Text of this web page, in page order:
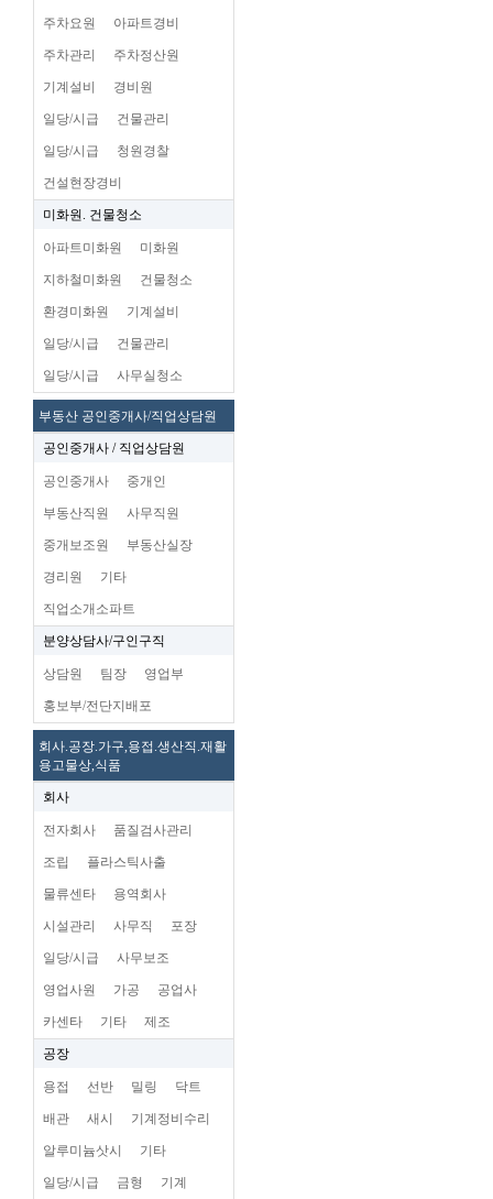
주차요원 아파트경비
주차관리 주차정산원
기계설비 경비원
일당/시급 건물관리
일당/시급 청원경찰
건설현장경비
미화원. 건물청소
아파트미화원 미화원
지하철미화원 건물청소
환경미화원 기계설비
일당/시급 건물관리
일당/시급 사무실청소
부동산 공인중개사/직업상담원
공인중개사 / 직업상담원
공인중개사 중개인
부동산직원 사무직원
중개보조원 부동산실장
경리원 기타
직업소개소파트
분양상담사/구인구직
상담원 팀장 영업부
홍보부/전단지배포
회사.공장.가구,용접.생산직.재활
용고물상,식품
회사
전자회사 품질검사관리
조립 플라스틱사출
물류센타 용역회사
시설관리 사무직 포장
일당/시급 사무보조
영업사원 가공 공업사
카센타 기타 제조
공장
용접 선반 밀링 닥트
배관 새시 기계정비수리
알루미늄삿시 기타
일당/시급 금형 기계